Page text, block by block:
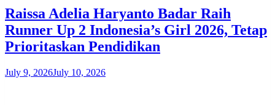
Raissa Adelia Haryanto Badar Raih
Runner Up 2 Indonesia’s Girl 2026, Tetap
Prioritaskan Pendidikan
July 9, 2026July 10, 2026